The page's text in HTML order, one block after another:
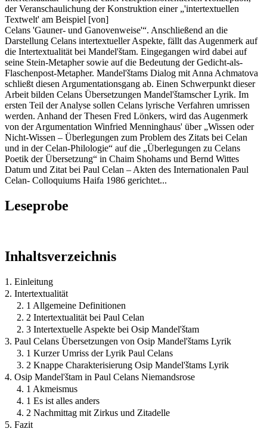
der Veranschaulichung der Konstruktion einer „'intertextuellen
Textwelt' am Beispiel [von]
Celans 'Gauner- und Ganovenweise'“. Anschließend an die
Darstellung Celans intertextueller Aspekte, fällt das Augenmerk auf
die Intertextualität bei Mandel'štam. Eingegangen wird dabei auf
seine Stein-Metapher sowie auf die Bedeutung der Gedicht-als-
Flaschenpost-Metapher. Mandel'štams Dialog mit Anna Achmatova
schließt diesen Argumentationsgang ab. Einen Schwerpunkt dieser
Arbeit bilden Celans Übersetzungen Mandel'štamscher Lyrik. Im
ersten Teil der Analyse sollen Celans lyrische Verfahren umrissen
werden. Anhand der Thesen Fred Lönkers, wird das Augenmerk
von der Argumentation Winfried Menninghaus' über „Wissen oder
Nicht-Wissen – Überlegungen zum Problem des Zitats bei Celan
und in der Celan-Philologie“ auf die „Überlegungen zu Celans
Poetik der Übersetzung“ in Chaim Shohams und Bernd Wittes
Datum und Zitat bei Paul Celan – Akten des Internationalen Paul
Celan- Colloquiums Haifa 1986 gerichtet...
Leseprobe
Inhaltsverzeichnis
1. Einleitung
2. Intertextualität
2. 1 Allgemeine Definitionen
2. 2 Intertextualität bei Paul Celan
2. 3 Intertextuelle Aspekte bei Osip Mandel'štam
3. Paul Celans Übersetzungen von Osip Mandel'štams Lyrik
3. 1 Kurzer Umriss der Lyrik Paul Celans
3. 2 Knappe Charakterisierung Osip Mandel'štams Lyrik
4. Osip Mandel'štam in Paul Celans Niemandsrose
4. 1 Akmeismus
4. 1 Es ist alles anders
4. 2 Nachmittag mit Zirkus und Zitadelle
5. Fazit